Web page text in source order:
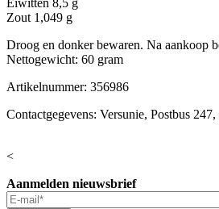
Zout 1,049 g
Droog en donker bewaren. Na aankoop
Nettogewicht: 60 gram
Artikelnummer: 356986
Contactgegevens: Versunie, Postbus
<
Aanmelden nieuwsbrief